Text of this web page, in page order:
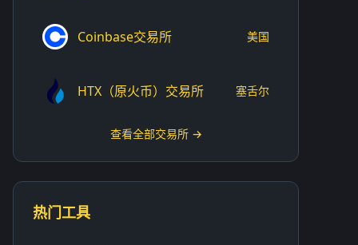
Coinbase交易所 美国
HTX（原火币）交易所 塞舌尔
查看全部交易所 →
热门工具